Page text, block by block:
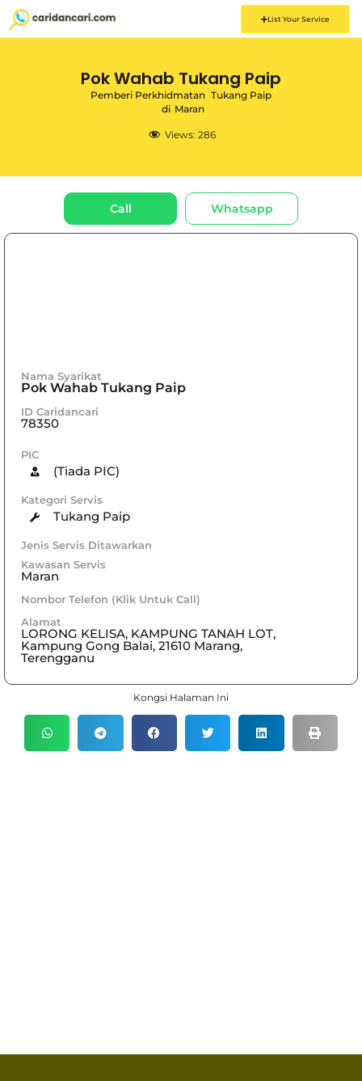
List Your Service
Pok Wahab Tukang Paip
Pemberi Perkhidmatan Tukang Paip
di Maran
Views: 286
Call Whatsapp
Nama Syarikat
Pok Wahab Tukang Paip
ID Caridancari
78350
PIC
(Tiada PIC)
Kategori Servis
Tukang Paip
Jenis Servis Ditawarkan
Kawasan Servis
Maran
Nombor Telefon (Klik Untuk Call)
Alamat
LORONG KELISA, KAMPUNG TANAH LOT,
Kampung Gong Balai, 21610 Marang,
Terengganu
Kongsi Halaman Ini